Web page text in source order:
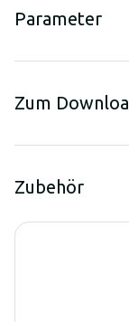
Parameter
Zum
Zubehör